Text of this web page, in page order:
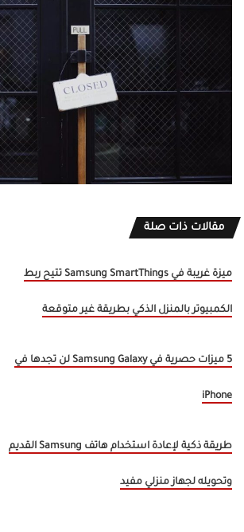
مقالات ذات صلة
ميزة غريبة في Samsung SmartThings تتيح ربط
الكمبيوتر بالمنزل الذكي بطريقة غير متوقعة
5 ميزات حصرية في Samsung Galaxy لن تجدها في
iPhone
طريقة ذكية لإعادة استخدام هاتف Samsung القديم
وتحويله لجهاز منزلي مفيد